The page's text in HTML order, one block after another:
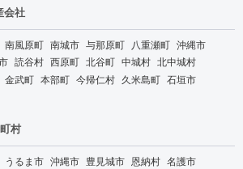
会社
南風原町 南城市 与那原町 八重瀬町 沖縄市
読谷村 西原町 北谷町 中城村 北中城村
金武町 本部町 今帰仁村 久米島町 石垣市
村
うるま市 沖縄市 豊見城市 恩納村 名護市